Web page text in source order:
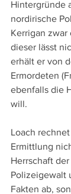
Hintergründe
nordirische
Kerrigan
dieser lässt
erhält er von
Ermordeten
ebenfalls die
will.
Loach
Ermittlung
Herrschaft
Polizeigewalt
Fakten ab,